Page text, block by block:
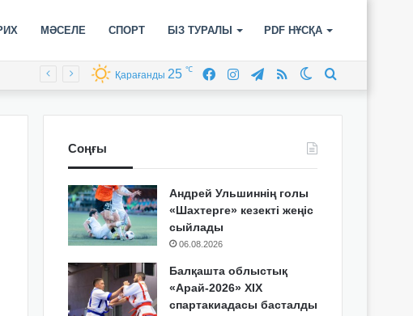
МӘСЕЛЕ СПОРТ БІЗ ТУРАЛЫ PDF НҰСҚА
Switch
RSS
Telegram
Instagram
Facebook
Қарағанды 25 ℃
Соңғы
Андрей Ульшиннің голы
«Шахтерге» кезекті жеңіс
сыйлады
06.08.2026
Балқашта облыстық
«Арай-2026» XIX
спартакиадасы басталды